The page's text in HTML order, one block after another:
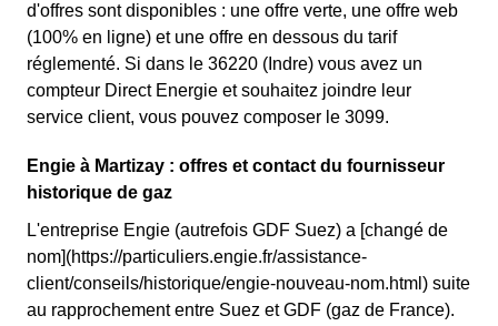
d'offres sont disponibles : une offre verte, une offre web
(100% en ligne) et une offre en dessous du tarif
réglementé. Si dans le 36220 (Indre) vous avez un
compteur Direct Energie et souhaitez joindre leur
service client, vous pouvez composer le 3099.
Engie à Martizay : offres et contact du fournisseur
historique de gaz
L'entreprise Engie (autrefois GDF Suez) a [changé de
nom](https://particuliers.engie.fr/assistance-
client/conseils/historique/engie-nouveau-nom.html) suite
au rapprochement entre Suez et GDF (gaz de France).